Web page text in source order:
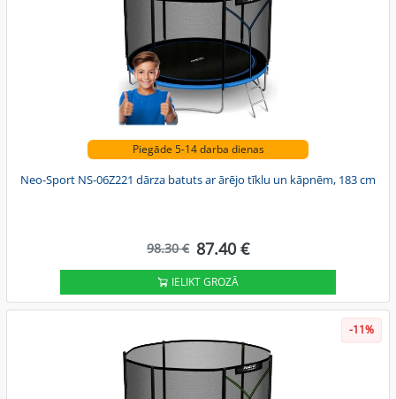
Piegāde 5-14 darba dienas
Neo-Sport NS-06Z221 dārza batuts ar ārējo tīklu un kāpnēm, 183 cm
98.30 € 87.40 €
IELIKT GROZĀ
-11%